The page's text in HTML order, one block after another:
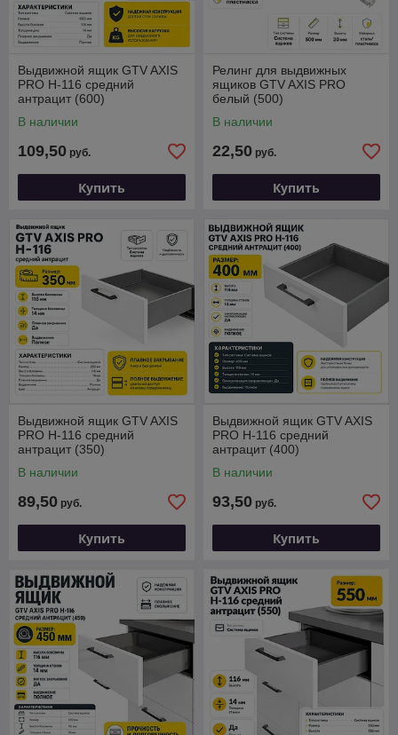
Выдвижной ящик GTV AXIS
PRO H-116 средний
антрацит (600)
В наличии
109,50 руб.
Купить
Релинг для выдвижных
ящиков GTV AXIS PRO
белый (500)
В наличии
22,50 руб.
Купить
Выдвижной ящик GTV AXIS
PRO H-116 средний
антрацит (350)
В наличии
89,50 руб.
Купить
Выдвижной ящик GTV AXIS
PRO H-116 средний
антрацит (400)
В наличии
93,50 руб.
Купить